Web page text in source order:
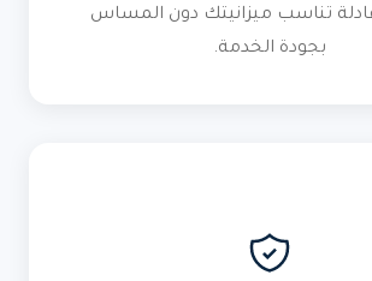
تناسب ميزانيتك دون المساس
بجودة الخدمة.